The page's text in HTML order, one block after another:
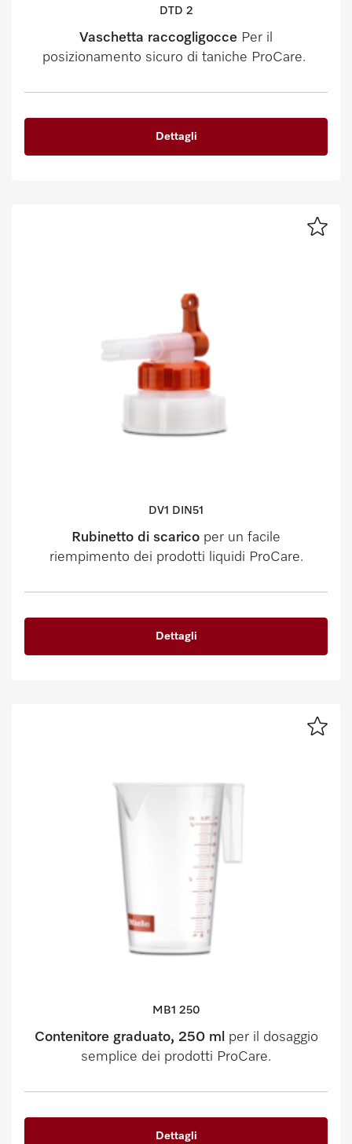
DTD 2
Vaschetta raccogligocce Per il
posizionamento sicuro di taniche ProCare.
Dettagli
DV1 DIN51
Rubinetto di scarico per un facile
riempimento dei prodotti liquidi ProCare.
Dettagli
MB1 250
Contenitore graduato, 250 ml per il dosaggio
semplice dei prodotti ProCare.
Dettagli